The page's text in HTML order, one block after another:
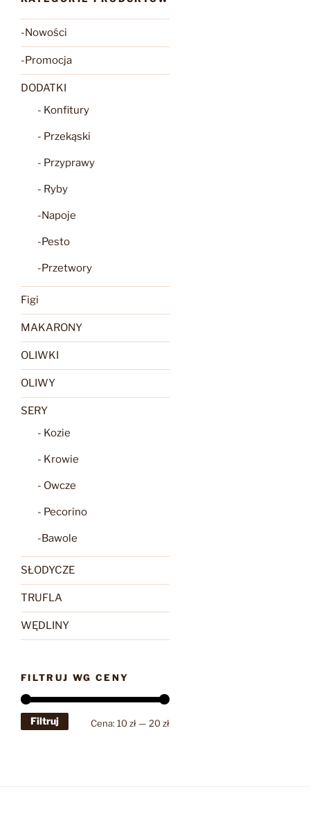
-Nowości
-Promocja
DODATKI
- Konfitury
- Przekąski
- Przyprawy
- Ryby
-Napoje
-Pesto
-Przetwory
Figi
MAKARONY
OLIWKI
OLIWY
SERY
- Kozie
- Krowie
- Owcze
- Pecorino
-Bawole
SŁODYCZE
TRUFLA
WĘDLINY
FILTRUJ WG CENY
Cena
Cena
Filtruj Cena: 10 zł— 20 zł